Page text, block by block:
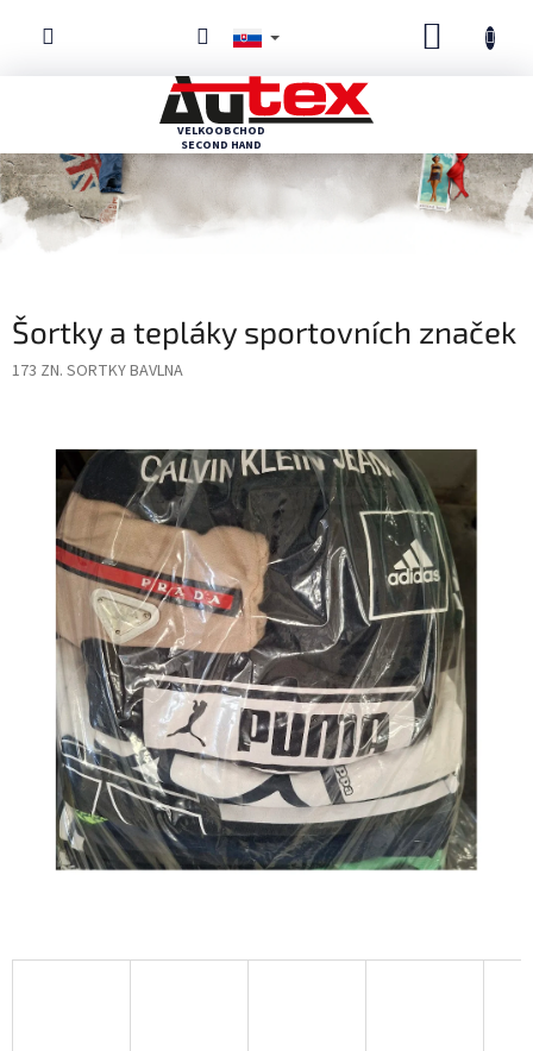
Šortky a tepláky sportovních značek
173 ZN. SORTKY BAVLNA